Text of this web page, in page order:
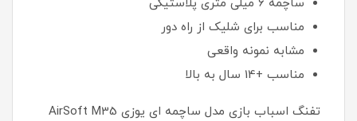
مناسب برای شلیک از راه دور
مشابه نمونه واقعی
مناسب +14 سال به بالا
تفنگ اسباب بازی مدل ساچمه ای یوزی AirSoft M35